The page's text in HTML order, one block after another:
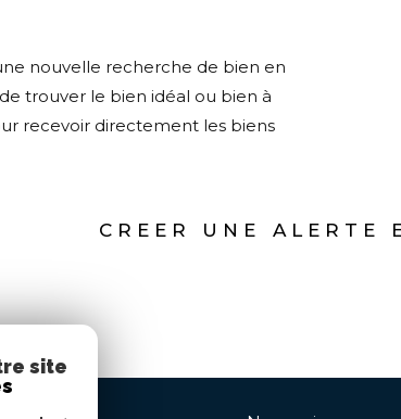
nouvelle recherche de bien en
trouver le bien idéal ou bien à
recevoir directement les biens
CREER UNE ALERTE
site